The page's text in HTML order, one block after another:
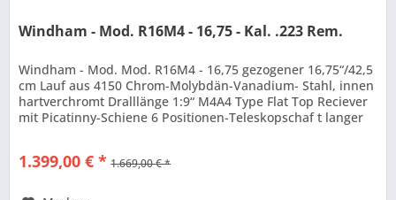
Windham - Mod. R16M4 - 16,75 - Kal. .223 Rem.
Windham - Mod. Mod. R16M4 - 16,75 gezogener 16,75“/42,5
cm Lauf aus 4150 Chrom-Molybdän-Vanadium- Stahl, innen
hartverchromt Dralllänge 1:9“ M4A4 Type Flat Top Reciever
mit Picatinny-Schiene 6 Positionen-Teleskopschaf t langer
1.399,00 € * 1.669,00 € *